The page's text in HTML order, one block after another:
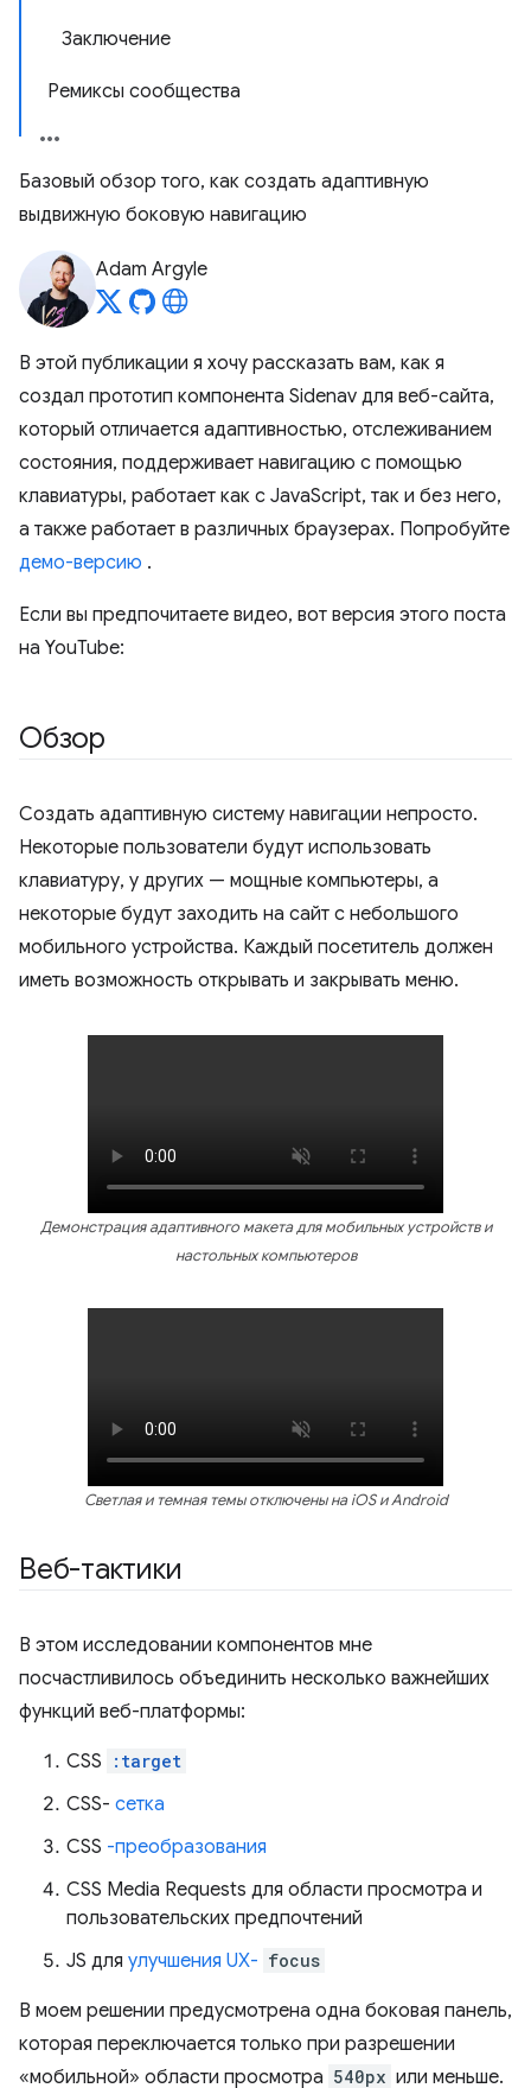
Заключение
Ремиксы сообщества
Базовый обзор того, как создать адаптивную
выдвижную боковую навигацию
Adam Argyle
В этой публикации я хочу рассказать вам, как я
создал прототип компонента Sidenav для веб-сайта,
который отличается адаптивностью, отслеживанием
состояния, поддерживает навигацию с помощью
клавиатуры, работает как с JavaScript, так и без него,
а также работает в различных браузерах. Попробуйте
демо-версию .
Если вы предпочитаете видео, вот версия этого поста
на YouTube:
Обзор
Создать адаптивную систему навигации непросто.
Некоторые пользователи будут использовать
клавиатуру, у других — мощные компьютеры, а
некоторые будут заходить на сайт с небольшого
мобильного устройства. Каждый посетитель должен
иметь возможность открывать и закрывать меню.
Демонстрация адаптивного макета для мобильных устройств и
настольных компьютеров
Светлая и темная темы отключены на iOS и Android
Веб-тактики
В этом исследовании компонентов мне
посчастливилось объединить несколько важнейших
функций веб-платформы:
CSS :target
CSS- сетка
CSS -преобразования
CSS Media Requests для области просмотра и
пользовательских предпочтений
JS для улучшения UX- focus
В моем решении предусмотрена одна боковая панель,
которая переключается только при разрешении
«мобильной» области просмотра 540px или меньше.